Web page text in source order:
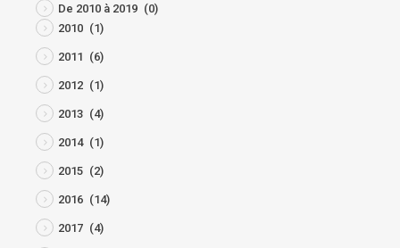
De 2010 à 2019 (0)
2010 (1)
2011 (6)
2012 (1)
2013 (4)
2014 (1)
2015 (2)
2016 (14)
2017 (4)